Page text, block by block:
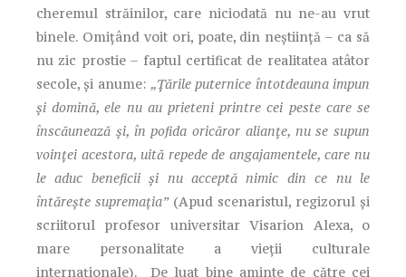
cheremul străinilor, care niciodată nu ne-au vrut
binele. Omițând voit ori, poate, din neștiință – ca să
nu zic prostie – faptul certificat de realitatea atâtor
secole, și anume: „Țările puternice întotdeauna impun
și domină, ele nu au prieteni printre cei peste care se
înscăunează și, în pofida oricăror alianțe, nu se supun
voinței acestora, uită repede de angajamentele, care nu
le aduc beneficii și nu acceptă nimic din ce nu le
întărește supremația”(Apud scenaristul, regizorul și
scriitorul profesor universitar Visarion Alexa, o
mare personalitate a vieții culturale
internaționale). De luat bine aminte de către cei